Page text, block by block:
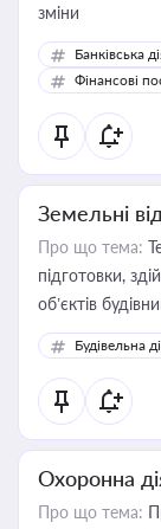
зміни
Банківська
Фінансові
Земельні
Про що тема:
підготовки,
об’єктів
Будівельна
Охоронна
Про що тема: